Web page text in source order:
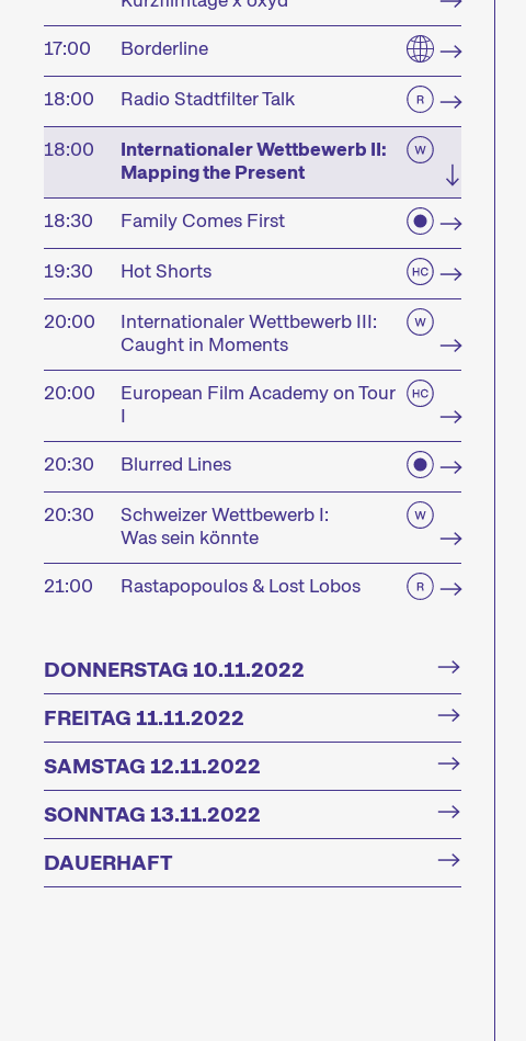
17:00
Borderline
18:00 Radio Stadtfilter Talk
18:00
Internationaler Wettbewerb II:
Mapping the Present
18:30
Family Comes First
19:30 Hot Shorts
20:00
Internationaler Wettbewerb III:
Caught in Moments
20:00
European Film Academy on Tour
I
20:30
Blurred Lines
20:30
Schweizer Wettbewerb I:
Was sein könnte
21:00
Rastapopoulos & Lost Lobos
DONNERSTAG 10.11.2022
FREITAG 11.11.2022
SAMSTAG 12.11.2022
SONNTAG 13.11.2022
DAUERHAFT